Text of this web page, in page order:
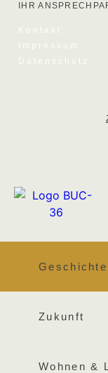
IHR
Kontakt
Impressum
Datenschutz
Geschichte
Zukunft
Wohnen &